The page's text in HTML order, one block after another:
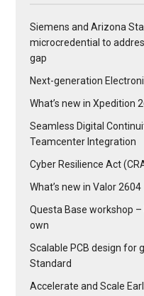
Siemens and Arizona
microcredential to
gap
Next-generation
What’s new in Xpedition
Seamless Digital
Teamcenter Integration
Cyber Resilience Act
What’s new in Valor 2604
Questa Base workshop
own
Scalable PCB design for
Standard
Accelerate and Scale